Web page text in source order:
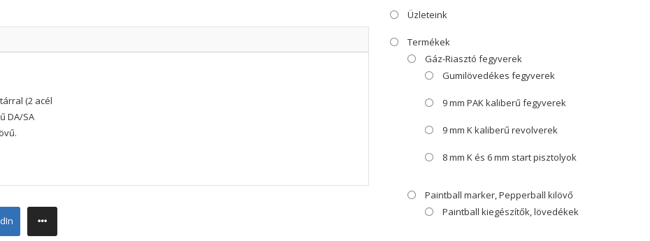
(2 acél
DA/SA
Üzleteink
Termékek
Gáz-Riasztó fegyverek
Gumilövedékes fegyverek
9 mm PAK kaliberű fegyverek
9 mm K kaliberű revolverek
8 mm K és 6 mm start pisztolyok
Paintball marker, Pepperball kilövő
Paintball kiegészítők, lövedékek